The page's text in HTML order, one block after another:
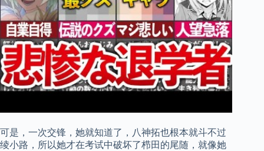
可是，一次交锋，她就知道了，八神拓也根本就斗不过
绫小路，所以她才在考试中破坏了栉田的尾随，就像她